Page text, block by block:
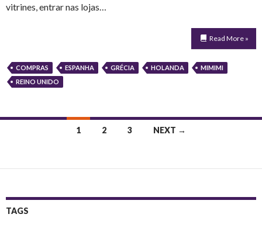
vitrines, entrar nas lojas…
Read More »
COMPRAS ESPANHA GRÉCIA HOLANDA
MIMIMI
REINO UNIDO
1 2 3 NEXT →
TAGS